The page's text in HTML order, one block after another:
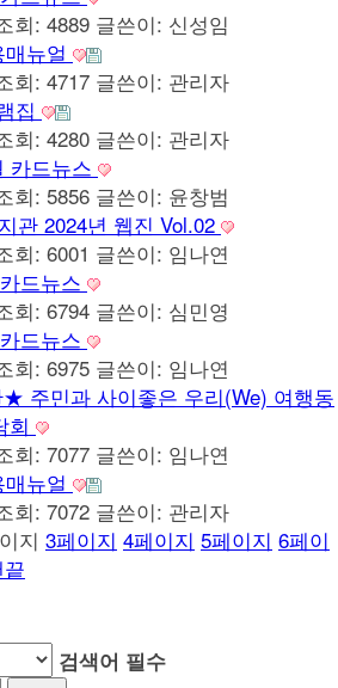
회: 4889 글쓴이: 신성임
뉴얼
회: 4717 글쓴이: 관리자
집
회: 4280 글쓴이: 관리자
카드뉴스
회: 5856 글쓴이: 윤창범
관 2024년 웹진 Vol.02
회: 6001 글쓴이: 임나연
드뉴스
회: 6794 글쓴이: 심민영
드뉴스
회: 6975 글쓴이: 임나연
주민과 사이좋은 우리(We) 여행동
회
회: 7077 글쓴이: 임나연
뉴얼
회: 7072 글쓴이: 관리자
지 3페이지 4페이지 5페이지 6페이
검색어 필수